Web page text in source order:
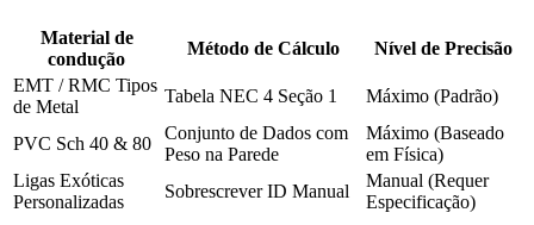
Material de
condução
Método de Cálculo
Nível de Precisão
EMT / RMC Tipos
de Metal
Tabela NEC 4 Seção 1 Máximo (Padrão)
PVC Sch 40 & 80
Conjunto de Dados com
Peso na Parede
Máximo (Baseado
em Física)
Ligas Exóticas
Personalizadas
Sobrescrever ID Manual
Manual (Requer
Especificação)